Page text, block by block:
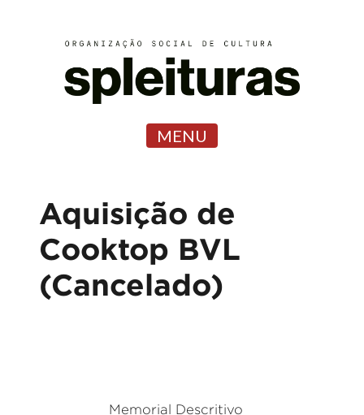
MENU
Aquisição de
Cooktop BVL
(Cancelado)
Memorial Descritivo